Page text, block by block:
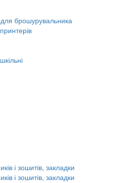
брошурувальника
і зошитів, закладки
і зошитів, закладки